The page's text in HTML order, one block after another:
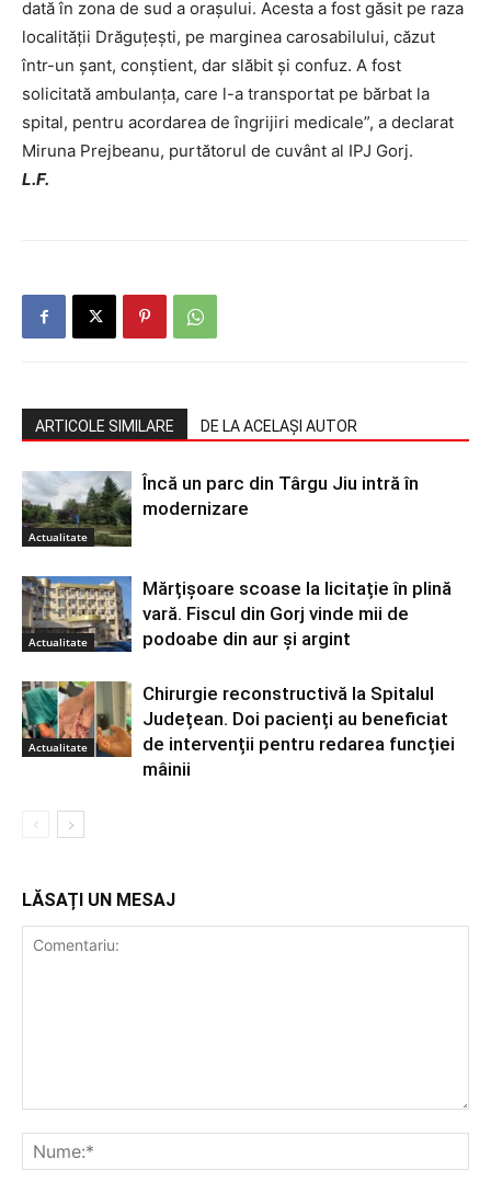
dată în zona de sud a orașului. Acesta a fost găsit pe raza
localității Drăguțești, pe marginea carosabilului, căzut
într-un șant, conștient, dar slăbit și confuz. A fost
solicitată ambulanța, care l-a transportat pe bărbat la
spital, pentru acordarea de îngrijiri medicale”, a declarat
Miruna Prejbeanu, purtătorul de cuvânt al IPJ Gorj.
L.F.
ARTICOLE SIMILARE DE LA ACELAȘI AUTOR
Actualitate
Încă un parc din Târgu Jiu intră în
modernizare
Actualitate
Mărțișoare scoase la licitație în plină
vară. Fiscul din Gorj vinde mii de
podoabe din aur și argint
Actualitate
Chirurgie reconstructivă la Spitalul
Județean. Doi pacienți au beneficiat
de intervenții pentru redarea funcției
mâinii
LĂSAȚI UN MESAJ